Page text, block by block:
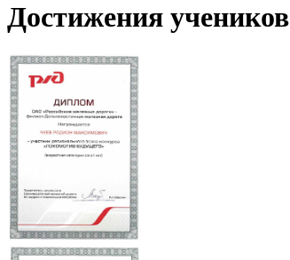
Достижения учеников